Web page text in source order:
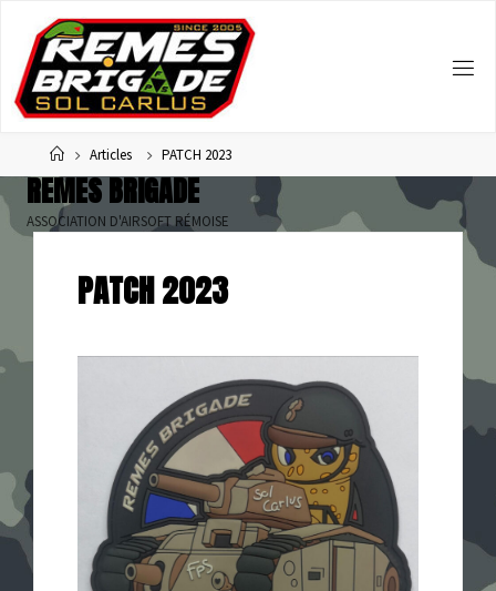
REMESBRIGADE
ASSOCIATION D'AIRSOFT RÉMOISE
HomeArticles PATCH 2023
PATCH 2023